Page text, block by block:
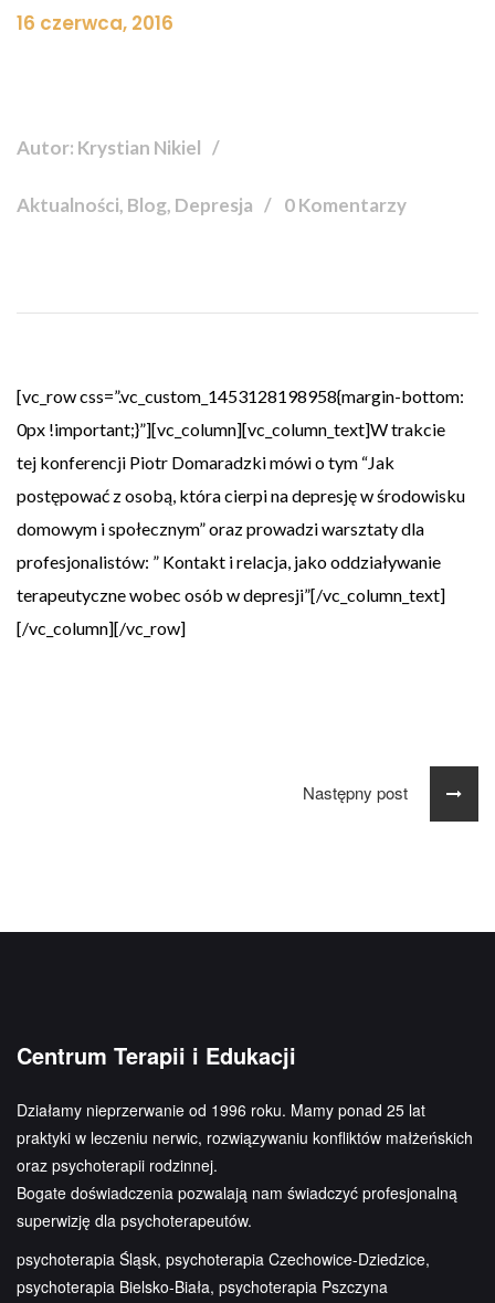
16 czerwca, 2016
Autor: Krystian Nikiel
Aktualności, Blog, Depresja 0 Komentarzy
[vc_row css=”.vc_custom_1453128198958{margin-bottom:
0px !important;}”][vc_column][vc_column_text]W trakcie
tej konferencji Piotr Domaradzki mówi o tym “Jak
postępować z osobą, która cierpi na depresję w środowisku
domowym i społecznym” oraz prowadzi warsztaty dla
profesjonalistów: ” Kontakt i relacja, jako oddziaływanie
terapeutyczne wobec osób w depresji”[/vc_column_text]
[/vc_column][/vc_row]
Następny post
Centrum Terapii i Edukacji
Działamy nieprzerwanie od 1996 roku. Mamy ponad 25 lat
praktyki w leczeniu nerwic, rozwiązywaniu konfliktów małżeńskich
oraz psychoterapii rodzinnej.
Bogate doświadczenia pozwalają nam świadczyć profesjonalną
superwizję dla psychoterapeutów.
psychoterapia Śląsk, psychoterapia Czechowice-Dziedzice,
psychoterapia Bielsko-Biała, psychoterapia Pszczyna